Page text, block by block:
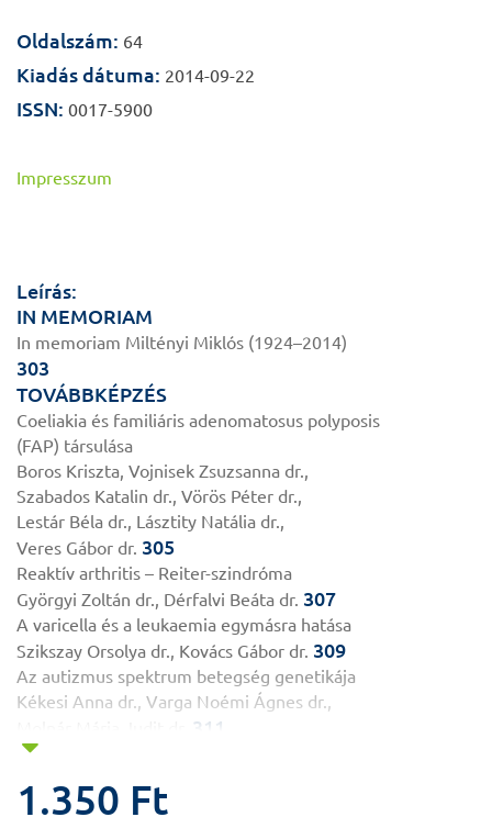
Oldalszám: 64
Kiadás dátuma: 2014-09-22
ISSN: 0017-5900
Impresszum
Leírás:
IN MEMORIAM
In memoriam Miltényi Miklós (1924–2014)
303
TOVÁBBKÉPZÉS
Coeliakia és familiáris adenomatosus polyposis
(FAP) társulása
Boros Kriszta, Vojnisek Zsuzsanna dr.,
Szabados Katalin dr., Vörös Péter dr.,
Lestár Béla dr., Lásztity Natália dr.,
Veres Gábor dr. 305
Reaktív arthritis – Reiter-szindróma
Györgyi Zoltán dr., Dérfalvi Beáta dr. 307
A varicella és a leukaemia egymásra hatása
Szikszay Orsolya dr., Kovács Gábor dr. 309
Az autizmus spektrum betegség genetikája
Kékesi Anna dr., Varga Noémi Ágnes dr.,
311
KUTATÓI LABORSAROK
meghatározása
1.350 Ft